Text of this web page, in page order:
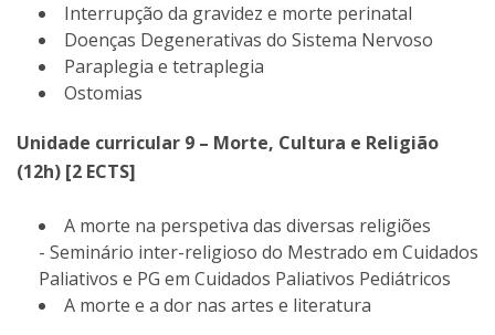
Interrupção da gravidez e morte perinatal
Doenças Degenerativas do Sistema Nervoso
Paraplegia e tetraplegia
Ostomias
Unidade curricular 9 – Morte, Cultura e Religião
(12h) [2 ECTS]
A morte na perspetiva das diversas religiões
- Seminário inter-religioso do Mestrado em Cuidados
Paliativos e PG em Cuidados Paliativos Pediátricos
A morte e a dor nas artes e literatura